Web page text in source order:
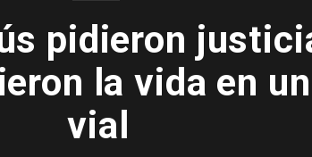
Lanús
pidieron
la vida en
vial